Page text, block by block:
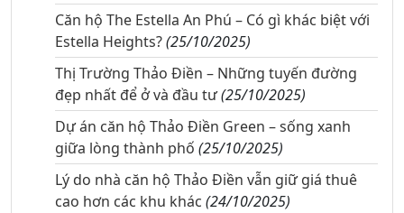
Căn hộ The Estella An Phú – Có gì khác biệt với
Estella Heights?(25/10/2025)
Thị Trường Thảo Điền – Những tuyến đường
đẹp nhất để ở và đầu tư(25/10/2025)
Dự án căn hộ Thảo Điền Green – sống xanh
giữa lòng thành phố (25/10/2025)
Lý do nhà căn hộ Thảo Điền vẫn giữ giá thuê
cao hơn các khu khác (24/10/2025)